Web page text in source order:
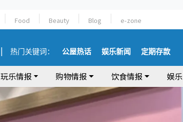
Food Beauty Blog e-zone
热门关键词： 公屋热话 娱乐新闻 定期存款
玩乐情报 购物情报 饮食情报 娱乐